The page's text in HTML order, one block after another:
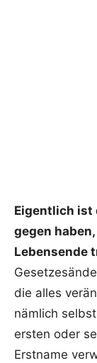
Eigentlich ist
gegen
Lebensende
die alles
nämlich
ersten oder
Erstname